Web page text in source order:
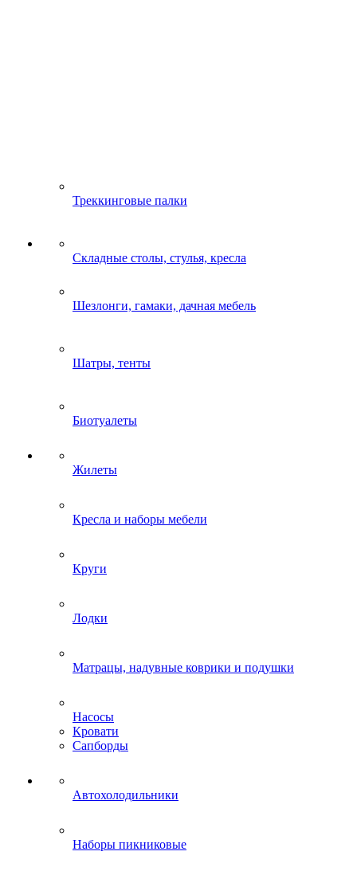
Треккинговые палки
Складные столы, стулья, кресла
Шезлонги, гамаки, дачная мебель
Шатры, тенты
Биотуалеты
Жилеты
Кресла и наборы мебели
Круги
Лодки
Матрацы, надувные коврики и подушки
Насосы
Кровати
Сапборды
Автохолодильники
Наборы пикниковые